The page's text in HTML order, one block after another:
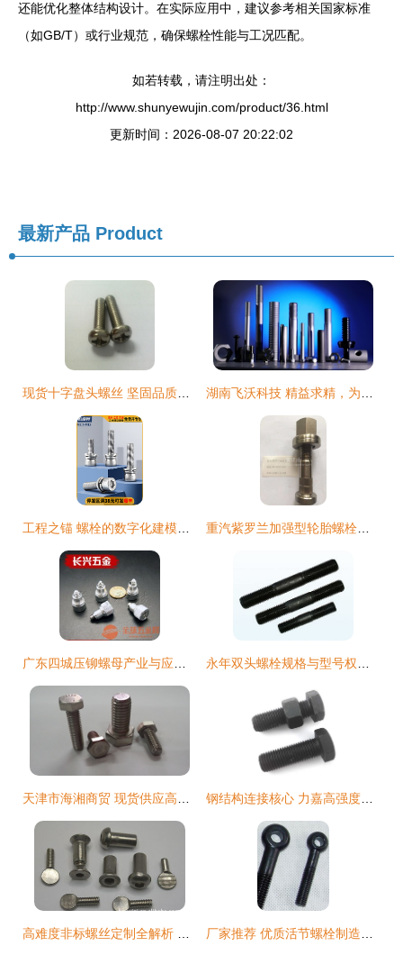
还能优化整体结构设计。在实际应用中，建议参考相关国家标准
（如GB/T）或行业规范，确保螺栓性能与工况匹配。
如若转载，请注明出处：
http://www.shunyewujin.com/product/36.html
更新时间：2026-08-07 20:22:02
最新产品 Product